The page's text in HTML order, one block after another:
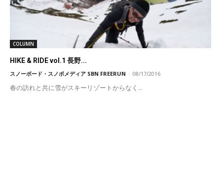
COLUMN
HIKE & RIDE vol.1 長野...
スノーボード・スノボメディア SBN FREERUN - 08/17/2016
春の訪れと共に雪がスキーリゾートからなく...